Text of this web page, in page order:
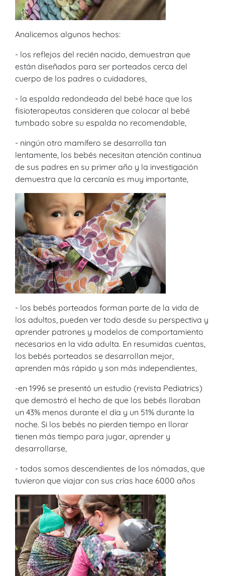
Analicemos algunos hechos:
- los reflejos del recién nacido, demuestran que
están diseñados para ser porteados cerca del
cuerpo de los padres o cuidadores,
- la espalda redondeada del bebé hace que los
fisioterapeutas consideren que colocar al bebé
tumbado sobre su espalda no recomendable,
- ningún otro mamífero se desarrolla tan
lentamente, los bebés necesitan atención continua
de sus padres en su primer año y la investigación
demuestra que la cercanía es muy importante,
- los bebés porteados forman parte de la vida de
los adultos, pueden ver todo desde su perspectiva y
aprender patrones y modelos de comportamiento
necesarios en la vida adulta. En resumidas cuentas,
los bebés porteados se desarrollan mejor,
aprenden más rápido y son más independientes,
-en 1996 se presentó un estudio (revista Pediatrics)
que demostró el hecho de que los bebés lloraban
un 43% menos durante el día y un 51% durante la
noche. Si los bebés no pierden tiempo en llorar
tienen más tiempo para jugar, aprender y
desarrollarse,
- todos somos descendientes de los nómadas, que
tuvieron que viajar con sus crías hace 6000 años